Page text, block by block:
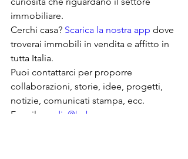
immobiliare.
Cerchi casa? Scarica la nostra app dove
troverai immobili in vendita e affitto in
tutta Italia.
Puoi contattarci per proporre
collaborazioni, storie, idee, progetti,
notizie, comunicati stampa, ecc.
E-mail:
media@babacasa.com